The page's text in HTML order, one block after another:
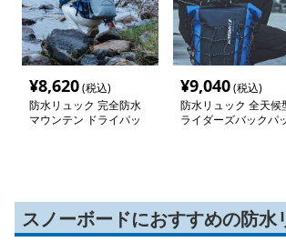
¥8,620(税込)
防水リュック 完全防水
マウンテン ドライパッ
¥9,040(税込)
防水リュック 全天候
ライダーズバックパ
スノーボードにおすすめの防水